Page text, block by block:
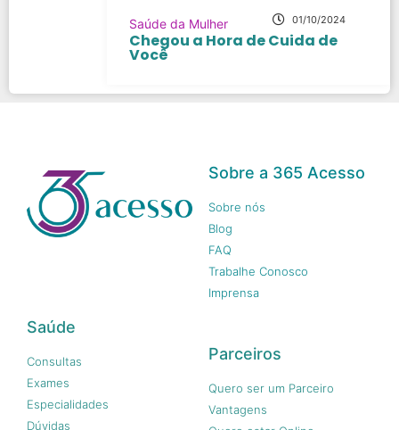
Saúde da Mulher 01/10/2024
Chegou a Hora de Cuida de
Você
Sobre a 365 Acesso
Sobre nós
Blog
FAQ
Trabalhe Conosco
Imprensa
Saúde
Consultas
Exames
Especialidades
Dúvidas
Parceiros
Quero ser um Parceiro
Vantagens